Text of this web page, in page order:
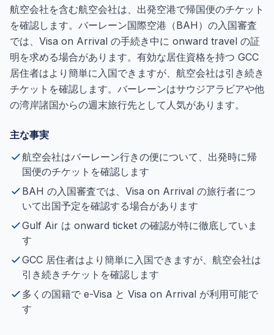
航空会社を含む航空会社は、出発空港で帰国便のチケット
を確認します。バーレーン国際空港（BAH）の入国審査
では、Visa on Arrival の手続き中に onward travel の証
明を求める場合があります。有効な居住資格を持つ GCC
居住者はより簡単に入国できますが、航空会社は引き続き
チケットを確認します。バーレーンはサウジアラビアや他
の湾岸諸国からの週末旅行先として人気があります。
主な事実
航空会社はバーレーン行きの便について、出発時に帰
国便のチケットを確認します
BAH の入国審査では、Visa on Arrival の旅行者につ
いて出国予定を確認する場合があります
Gulf Air は onward ticket の確認が特に徹底していま
す
GCC 居住者はより簡単に入国できますが、航空会社は
引き続きチケットを確認します
多くの国籍で e-Visa と Visa on Arrival が利用可能で
す